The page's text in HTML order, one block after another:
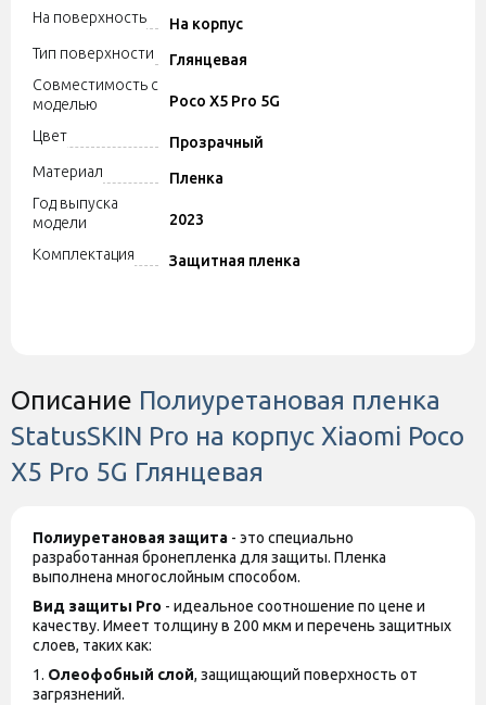
На поверхность
На корпус
Тип поверхности
Глянцевая
Совместимость с
моделью
Poco X5 Pro 5G
Цвет
Прозрачный
Материал
Пленка
Год выпуска
модели
2023
Комплектация
Защитная пленка
Описание Полиуретановая пленка
StatusSKIN Pro на корпус Xiaomi Poco
X5 Pro 5G Глянцевая
Полиуретановая защита - это специально
разработанная бронепленка для защиты. Пленка
выполнена многослойным способом.
Вид защиты Pro - идеальное соотношение по цене и
качеству. Имеет толщину в 200 мкм и перечень защитных
слоев, таких как:
1. Олеофобный слой, защищающий поверхность от
загрязнений.